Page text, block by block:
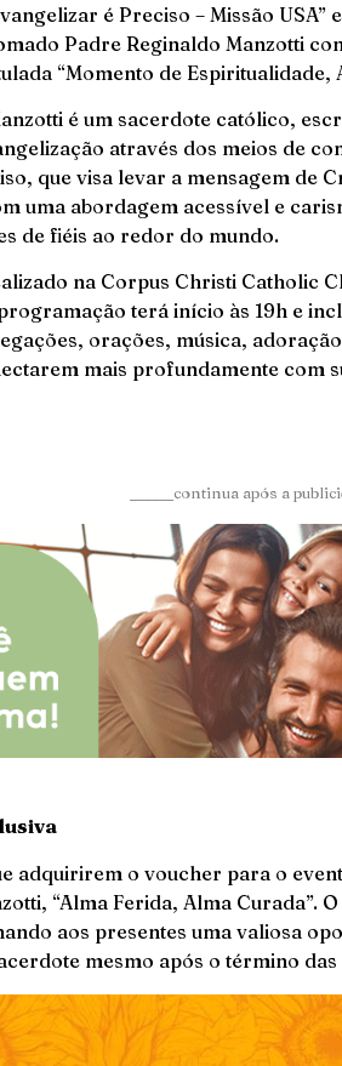
é Preciso – Missão
Padre Reginaldo Manzotti
“Momento de Espiritualidade,
é um sacerdote católico,
através dos meios de
que visa levar a mensagem de
uma abordagem acessível e
de fiéis ao redor do mundo.
na Corpus Christi Catholic
terá início às 19h e
orações, música,
mais profundamente com
______continua após a
adquirirem o voucher para o
“Alma Ferida, Alma Curada”.
aos presentes uma valiosa
mesmo após o término das